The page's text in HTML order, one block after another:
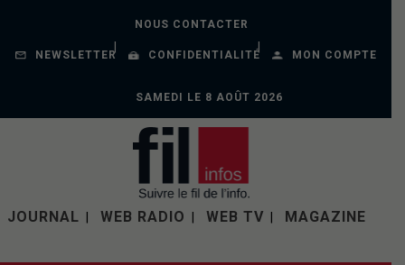
NOUS CONTACTER
NEWSLETTER CONFIDENTIALITÉ MON COMPTE
SAMEDI LE 8 AOÛT 2026
JOURNAL WEB RADIO WEB TV MAGAZINE